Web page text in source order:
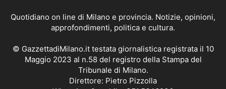
Quotidiano on line di Milano e provincia. Notizie, opinioni,
approfondimenti, politica e cultura.
© GazzettadiMilano.it testata giornalistica registrata il 10
Maggio 2023 al n.58 del registro della Stampa del
Tribunale di Milano.
Direttore: Pietro Pizzolla